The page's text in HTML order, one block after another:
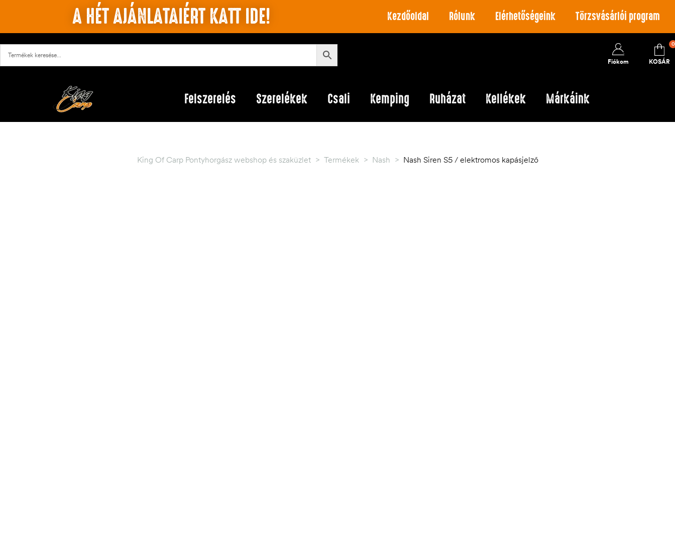
A HÉT AJÁNLATAIÉRT KATT IDE! Kezdőoldal Rólunk Elérhetőségeink Törzsvásárlói program
Fiókom KOSÁR
0
Felszerelés Szerelékek Csali Kemping Ruházat Kellékek Márkáink
King Of Carp Pontyhorgász webshop és szaküzlet > Termékek > Nash > Nash Siren S5 / elektromos kapásjelző